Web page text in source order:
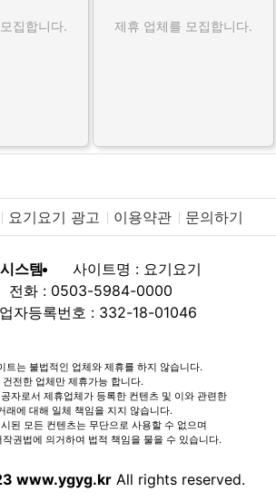
집합니다. 제휴 업체를 모집합니다.
요기요기 광고 이용약관 문의하기
스템
사이트명 : 요기요기
전화 : 0503-5984-0000
자등록번호 : 332-18-01046
트는 불법적인 업체와 제휴를 하지 않습니다.
건전한 업체만 제휴가능 합니다.
자로서 제휴업체가 등록한 컨텐츠 및 이와 관련한
래에 대해 일체 책임을 지지 않습니다.
된 모든 컨텐츠는 무단으로 사용할 수 없으며
권법에 의거하여 법적 책임을 물을 수 있습니다.
www.ygyg.kr All rights reserved.